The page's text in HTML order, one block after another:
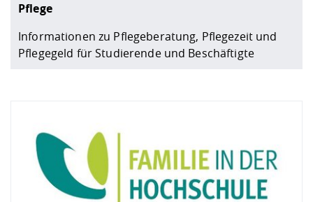
Pflege
Informationen zu Pflegeberatung, Pflegezeit und
Pflegegeld für Studierende und Beschäftigte